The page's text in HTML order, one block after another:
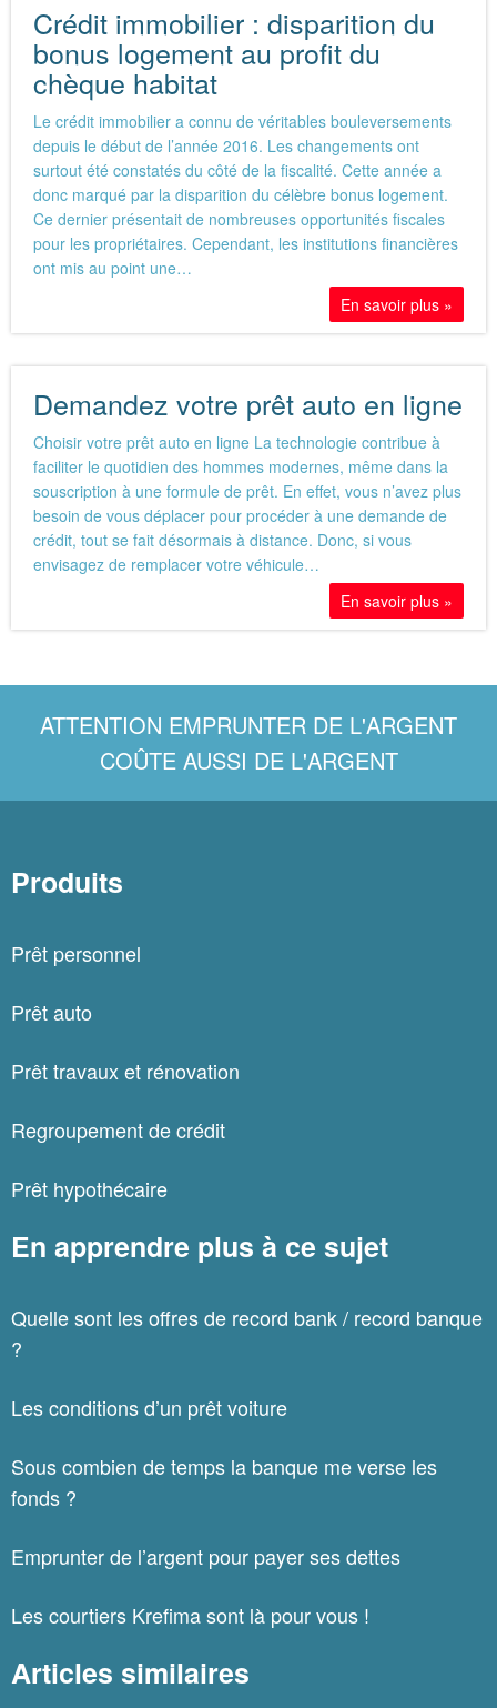
Crédit immobilier : disparition du
bonus logement au profit du
chèque habitat
Le crédit immobilier a connu de véritables bouleversements
depuis le début de l’année 2016. Les changements ont
surtout été constatés du côté de la fiscalité. Cette année a
donc marqué par la disparition du célèbre bonus logement.
Ce dernier présentait de nombreuses opportunités fiscales
pour les propriétaires. Cependant, les institutions financières
ont mis au point une…
En savoir plus »
Demandez votre prêt auto en ligne
Choisir votre prêt auto en ligne La technologie contribue à
faciliter le quotidien des hommes modernes, même dans la
souscription à une formule de prêt. En effet, vous n’avez plus
besoin de vous déplacer pour procéder à une demande de
crédit, tout se fait désormais à distance. Donc, si vous
envisagez de remplacer votre véhicule…
En savoir plus »
ATTENTION EMPRUNTER DE L'ARGENT
COÛTE AUSSI DE L'ARGENT
Produits
Prêt personnel
Prêt auto
Prêt travaux et rénovation
Regroupement de crédit
Prêt hypothécaire
En apprendre plus à ce sujet
Quelle sont les offres de record bank / record banque
?
Les conditions d’un prêt voiture
Sous combien de temps la banque me verse les
fonds ?
Emprunter de l’argent pour payer ses dettes
Les courtiers Krefima sont là pour vous !
Articles similaires